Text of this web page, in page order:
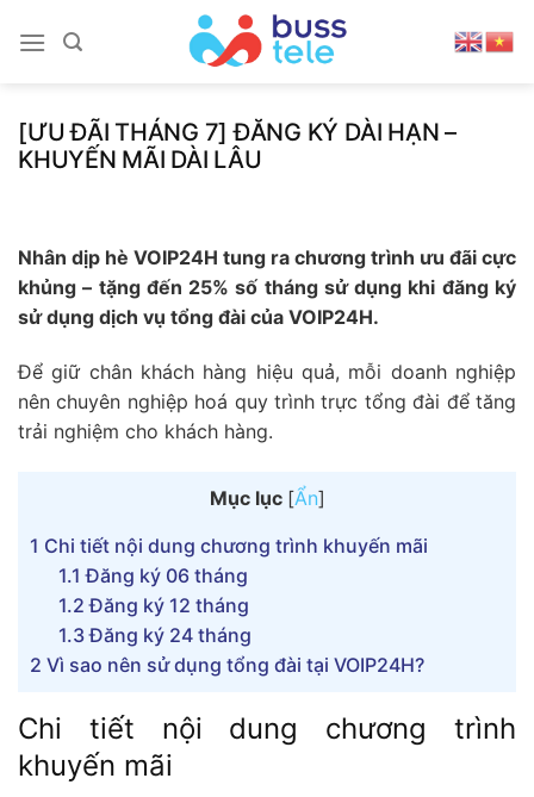
[ƯU ĐÃI THÁNG 7] ĐĂNG KÝ DÀI HẠN –
KHUYẾN MÃI DÀI LÂU
Nhân dịp hè VOIP24H tung ra chương trình ưu đãi cực
khủng – tặng đến 25% số tháng sử dụng khi đăng ký
sử dụng dịch vụ tổng đài của VOIP24H.
Để giữ chân khách hàng hiệu quả, mỗi doanh nghiệp
nên chuyên nghiệp hoá quy trình trực tổng đài để tăng
trải nghiệm cho khách hàng.
Mục lục [Ẩn]
1 Chi tiết nội dung chương trình khuyến mãi
1.1 Đăng ký 06 tháng
1.2 Đăng ký 12 tháng
1.3Đăng ký 24 tháng
2 Vì sao nên sử dụng tổng đài tại VOIP24H?
Chi tiết nội dung chương trình
khuyến mãi